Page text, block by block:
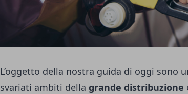
L’oggetto della nostra guida di oggi sono
svariati ambiti della grande distribuzione